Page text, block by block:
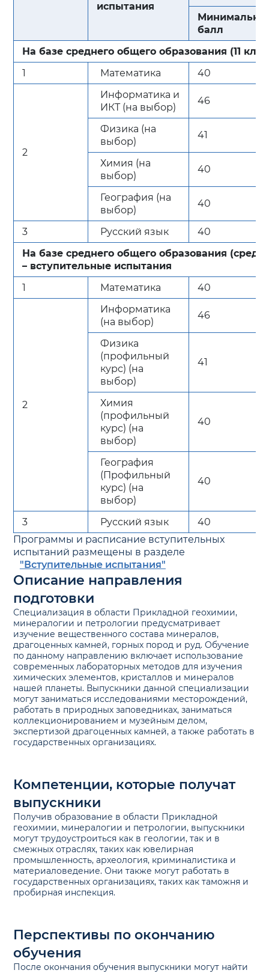
испытания
балл
На базе среднего общего образования (11
1
Математика 40
2
Информатика и
ИКТ (на выбор)
46
Физика (на
выбор)
41
Химия (на
выбор)
40
География (на
выбор)
40
3 Русский язык
40
На базе среднего общего образования
– вступительные испытания
1
Математика 40
2
Информатика
(на выбор)
46
Физика
(профильный
курс) (на
выбор)
41
Химия
(профильный
курс) (на
выбор)
40
География
(Профильный
курс) (на
выбор)
40
3 Русский язык
40
Программы и расписание вступительных
испытаний размещены в разделе
"Вступительные испытания"
Описание направления
подготовки
Специализация в области Прикладной геохимии,
минералогии и петрологии предусматривает
изучение вещественного состава минералов,
драгоценных камней, горных пород и руд. Обучение
по данному направлению включает использование
современных лабораторных методов для изучения
химических элементов, кристаллов и минералов
нашей планеты. Выпускники данной специализации
могут заниматься исследованиями месторождений,
работать в природных заповедниках, заниматься
коллекционированием и музейным делом,
экспертизой драгоценных камней, а также работать в
государственных организациях.
Компетенции, которые получат
выпускники
Получив образование в области Прикладной
геохимии, минералогии и петрологии, выпускники
могут трудоустроиться как в геологии, так и в
смежных отраслях, таких как ювелирная
промышленность, археология, криминалистика и
материаловедение. Они также могут работать в
государственных организациях, таких как таможня и
пробирная инспекция.
Перспективы по окончанию
обучения
После окончания обучения выпускники могут найти